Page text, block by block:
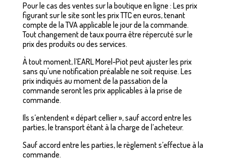
Pour le cas des ventes sur la boutique en ligne : Les prix
figurant sur le site sont les prix TTC en euros, tenant
compte de la TVA applicable le jour de la commande.
Tout changement de taux pourra être répercuté sur le
prix des produits ou des services.
À tout moment, l’EARL Morel-Piot peut ajuster les prix
sans qu'une notification préalable ne soit requise. Les
prix indiqués au moment de la passation de la
commande seront les prix applicables à la prise de
commande.
Ils s’entendent « départ cellier », sauf accord entre les
parties, le transport étant à la charge de l’acheteur.
Sauf accord entre les parties, le règlement s’effectue à la
commande.